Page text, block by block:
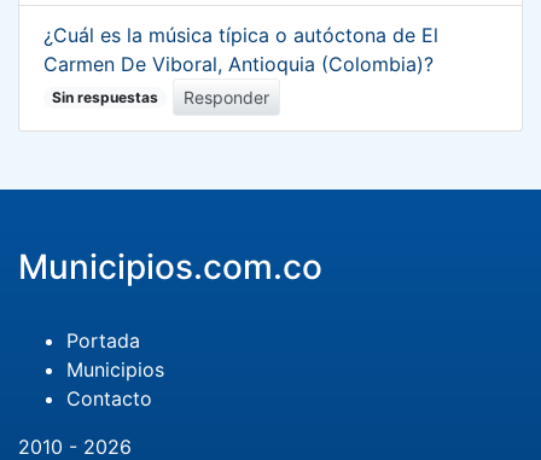
¿Cuál es la música típica o autóctona de El
Carmen De Viboral, Antioquia (Colombia)?
Sin respuestas Responder
Municipios.com.co
Portada
Municipios
Contacto
2010 - 2026